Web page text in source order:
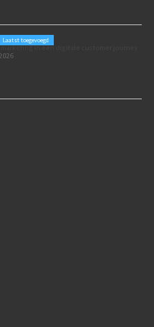
Laatst toegevoegd
in een digitale customer journey